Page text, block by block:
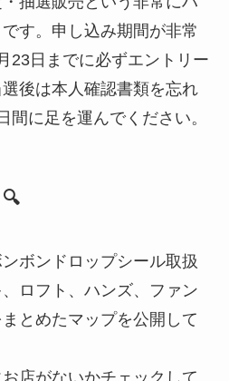
す。申し込み期間が非常
23日までに必ずエントリー
後は本人確認書類を忘れ
間に足を運んでください。
ボンドロップシール取扱
ロフト、ハンズ、ファン
とめたマップを公開して
店がないかチェックして